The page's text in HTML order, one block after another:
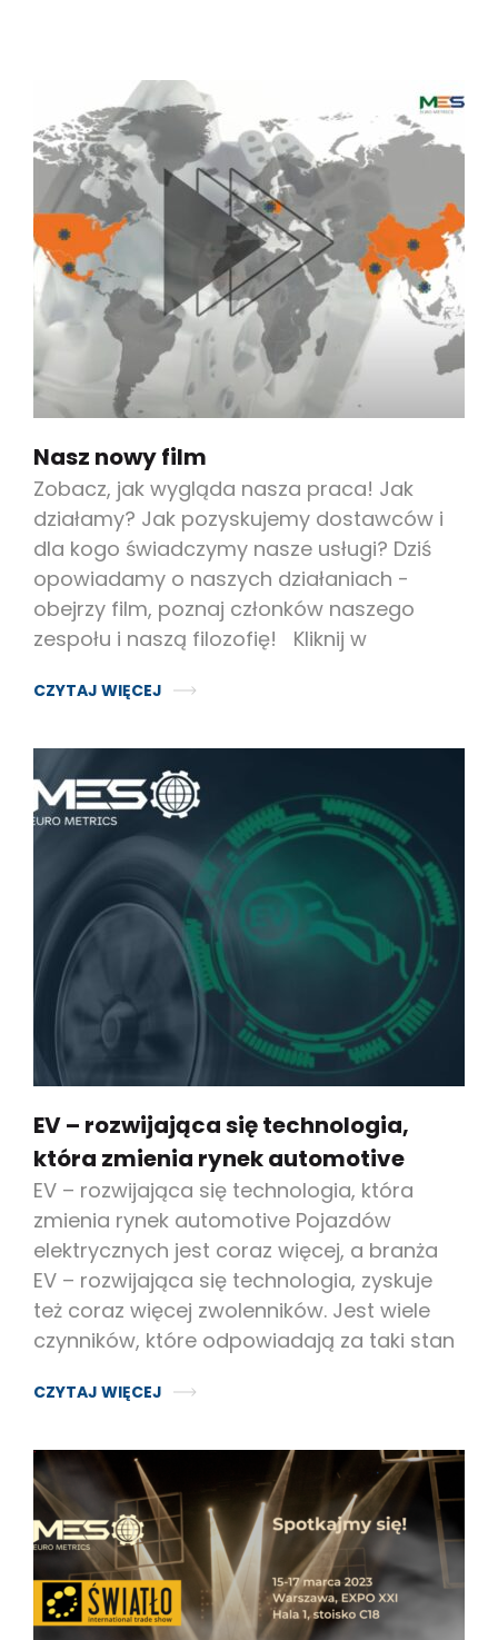
Nasz nowy film
Zobacz, jak wygląda nasza praca! Jak
działamy? Jak pozyskujemy dostawców i
dla kogo świadczymy nasze usługi? Dziś
opowiadamy o naszych działaniach -
obejrzy film, poznaj członków naszego
zespołu i naszą filozofię! Kliknij w
CZYTAJ WIĘCEJ
EV – rozwijająca się technologia,
która zmienia rynek automotive
EV – rozwijająca się technologia, która
zmienia rynek automotive Pojazdów
elektrycznych jest coraz więcej, a branża
EV – rozwijająca się technologia, zyskuje
też coraz więcej zwolenników. Jest wiele
czynników, które odpowiadają za taki stan
CZYTAJ WIĘCEJ